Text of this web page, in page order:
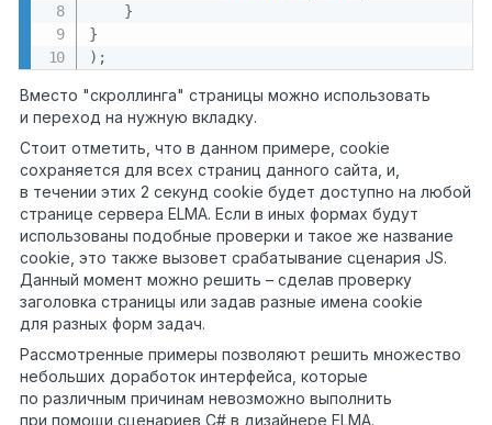
}
}
) ;
Вместо "скроллинга" страницы можно использовать
и переход на нужную вкладку.
Стоит отметить, что в данном примере, cookie
сохраняется для всех страниц данного сайта, и,
в течении этих 2 секунд cookie будет доступно на любой
странице сервера ELMA. Если в иных формах будут
использованы подобные проверки и такое же название
cookie, это также вызовет срабатывание сценария JS.
Данный момент можно решить – сделав проверку
заголовка страницы или задав разные имена cookie
для разных форм задач.
Рассмотренные примеры позволяют решить множество
небольших доработок интерфейса, которые
по различным причинам невозможно выполнить
при помощи сценариев C# в дизайнере ELMA.